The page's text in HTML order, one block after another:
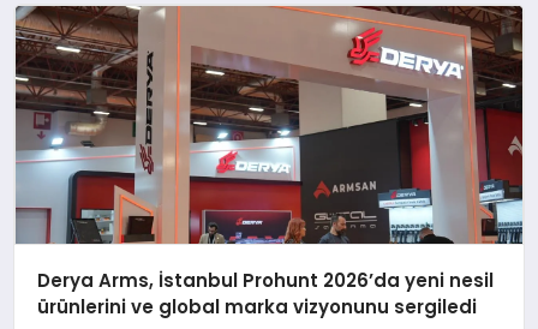
Derya Arms, İstanbul Prohunt 2026’da yeni nesil
ürünlerini ve global marka vizyonunu sergiledi